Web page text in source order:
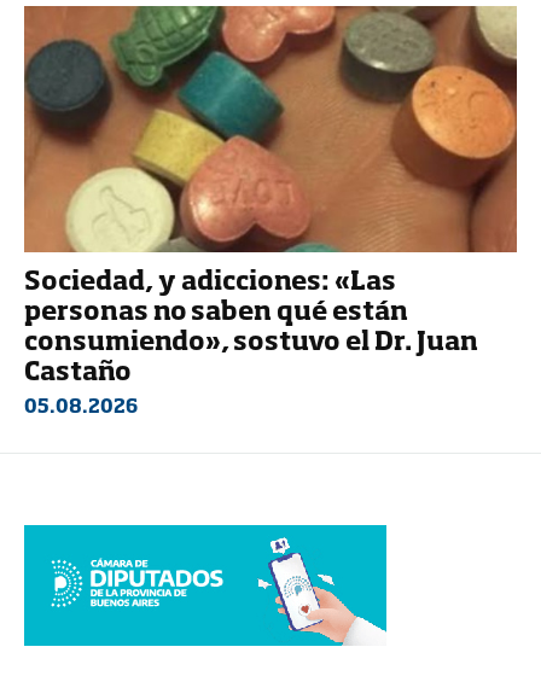
Sociedad, y adicciones: «Las
personas no saben qué están
consumiendo», sostuvo el Dr. Juan
Castaño
05.08.2026